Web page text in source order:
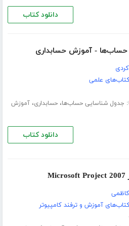
دانلود کتاب
حساب‌ها - آموزش حسابداری
علمی
جدول شناسایی حساب‌ها،حسابداری،آموزش
دانلود کتاب
آموزش و ترفند کامپیوتر